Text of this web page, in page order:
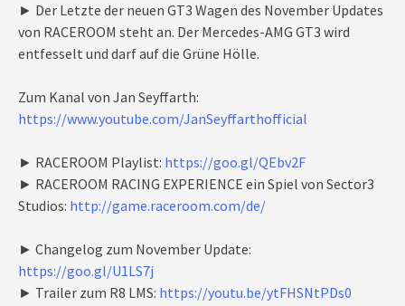
► Der Letzte der neuen GT3 Wagen des November Updates
von RACEROOM steht an. Der Mercedes-AMG GT3 wird
entfesselt und darf auf die Grüne Hölle.
Zum Kanal von Jan Seyffarth:
https://www.youtube.com/JanSeyffarthofficial
► RACEROOM Playlist: https://goo.gl/QEbv2F
► RACEROOM RACING EXPERIENCE ein Spiel von Sector3
Studios: http://game.raceroom.com/de/
► Changelog zum November Update:
https://goo.gl/U1LS7j
► Trailer zum R8 LMS: https://youtu.be/ytFHSNtPDs0